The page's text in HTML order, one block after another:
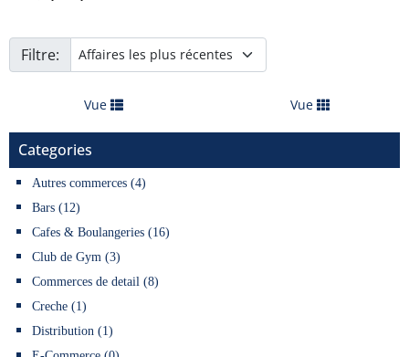
Filtre:
Vue Vue
Categories
Autres commerces (4)
Bars (12)
Cafes & Boulangeries (16)
Club de Gym (3)
Commerces de detail (8)
Creche (1)
Distribution (1)